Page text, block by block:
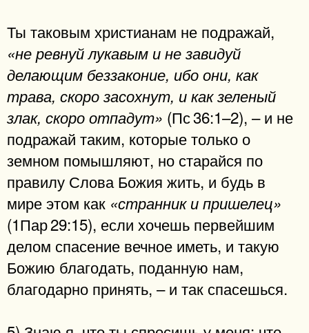
Ты таковым христианам не подражай,
«не ревнуй лукавым и не завидуй
делающим беззаконие, ибо они, как
трава, скоро засохнут, и как зеленый
злак, скоро отпадут» (Пс 36:1–2), – и не
подражай таким, которые только о
земном помышляют, но старайся по
правилу Слова Божия жить, и будь в
мире этом как «странник и пришелец»
(1Пар 29:15), если хочешь первейшим
делом спасение вечное иметь, и такую
Божию благодать, поданную нам,
благодарно принять, – и так спасешься.